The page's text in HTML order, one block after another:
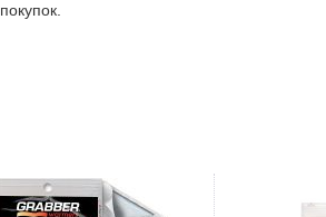
покупок.